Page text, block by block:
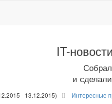
IT-
и сделали
- 13.12.2015) Интересные